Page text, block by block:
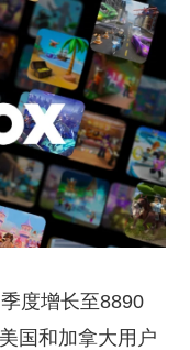
度增长至8890
国和加拿大用户